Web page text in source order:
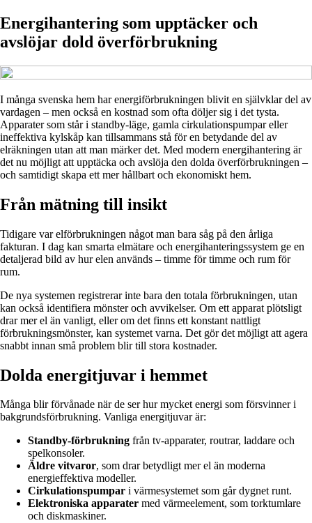
Energihantering som upptäcker och
avslöjar dold överförbrukning
I många svenska hem har energiförbrukningen blivit en självklar del av
vardagen – men också en kostnad som ofta döljer sig i det tysta.
Apparater som står i standby-läge, gamla cirkulationspumpar eller
ineffektiva kylskåp kan tillsammans stå för en betydande del av
elräkningen utan att man märker det. Med modern energihantering är
det nu möjligt att upptäcka och avslöja den dolda överförbrukningen –
och samtidigt skapa ett mer hållbart och ekonomiskt hem.
Från mätning till insikt
Tidigare var elförbrukningen något man bara såg på den årliga
fakturan. I dag kan smarta elmätare och energihanteringssystem ge en
detaljerad bild av hur elen används – timme för timme och rum för
rum.
De nya systemen registrerar inte bara den totala förbrukningen, utan
kan också identifiera mönster och avvikelser. Om ett apparat plötsligt
drar mer el än vanligt, eller om det finns ett konstant nattligt
förbrukningsmönster, kan systemet varna. Det gör det möjligt att agera
snabbt innan små problem blir till stora kostnader.
Dolda energitjuvar i hemmet
Många blir förvånade när de ser hur mycket energi som försvinner i
bakgrundsförbrukning. Vanliga energitjuvar är:
Standby-förbrukning från tv-apparater, routrar, laddare och
spelkonsoler.
Äldre vitvaror, som drar betydligt mer el än moderna
energieffektiva modeller.
Cirkulationspumpar i värmesystemet som går dygnet runt.
Elektroniska apparater med värmeelement, som torktumlare
och diskmaskiner.